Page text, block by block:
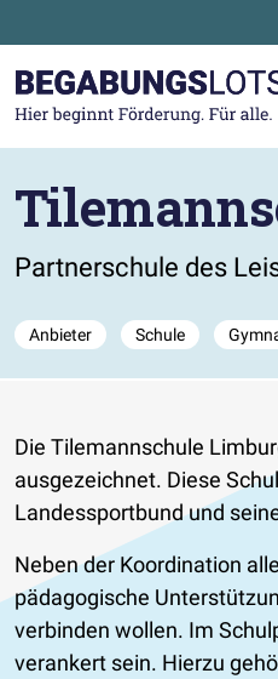
Zur Startseite gehen
Partnerschule des
Anbieter Schule
Die Tilemannschule
ausgezeichnet. Diese
Landessportbund und
Neben der Koordination
pädagogische
verbinden wollen. Im
verankert sein. Hierzu